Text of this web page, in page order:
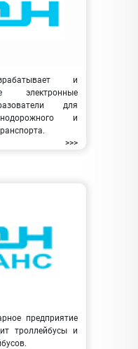
и
электронные
для
и
>>>
предприятие
троллейбусы и